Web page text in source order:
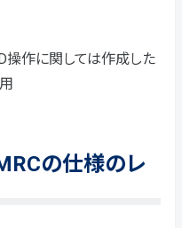
操作に関しては作成した
の仕様のレ